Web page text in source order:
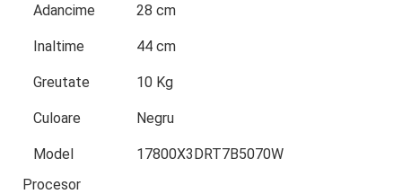
Adancime 28 cm
Inaltime 44 cm
Greutate 10 Kg
Culoare Negru
Model
17800X3DRT7B5070W
Procesor